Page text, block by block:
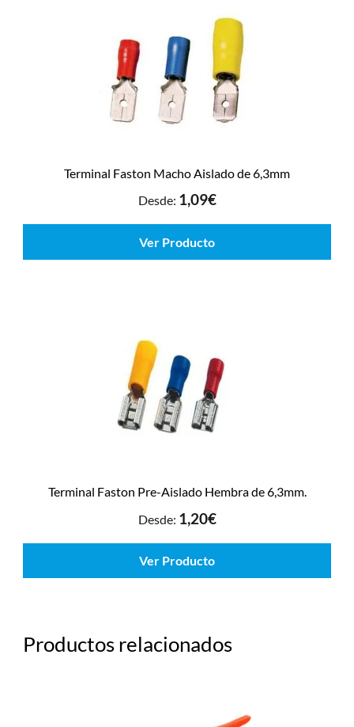
Terminal Faston Macho Aislado de 6,3mm
Desde: 1,09€
Ver Producto
Terminal Faston Pre-Aislado Hembra de 6,3mm.
Desde: 1,20€
Ver Producto
Productos relacionados